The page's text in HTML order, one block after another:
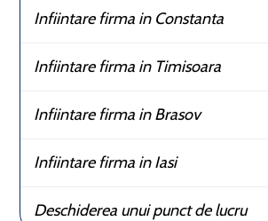
Infiintare firma in Constanta
Infiintare firma in Timisoara
Infiintare firma in Brasov
Infiintare firma in Iasi
Deschiderea unui punct de lucru